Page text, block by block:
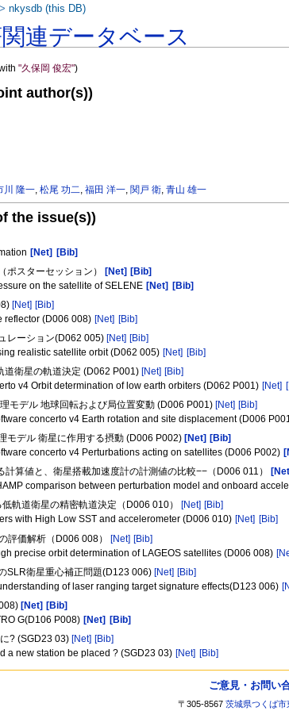
連データベース
"久保岡 俊宏")
author(s))
川 隆一,松尾 功二,福田 洋一, 関戸 衛,青山 雄一
the issue(s))
[Net]
[Bib]
ポスターセッション）
[Net] [Bib]
on the satellite of SELENE [Net]
[Bib]
[Net] [Bib]
reflector (D006 008) [Net] [Bib]
レーション(D062 005) [Net] [Bib]
realistic satellite orbit (D062 005) [Net] [Bib]
道衛星の軌道決定 (D062 P001) [Net] [Bib]
v4 Orbit determination of low earth orbiters (D062 P001) [Net]
モデル 地球回転および局位置変動 (D006 P001) [Net] [Bib]
concerto v4 Earth rotation and site displacement (D006
モデル 衛星に作用する摂動 (D006 P002) [Net] [Bib]
concerto v4 Perturbations acting on satellites (D006 P002)
算値と、衛星搭載加速度計の計測値の比較−−（D006 011）
comparison between perturbation model and onboard
軌道衛星の精密軌道決定（D006 010） [Net] [Bib]
with High Low SST and accelerometer (D006 010) [Net] [Bib]
評価解析（D006 008）[Net] [Bib]
precise orbit determination of LAGEOS satellites (D006 008)
SLR衛星重心補正問題(D123 006)[Net] [Bib]
of laser ranging target signature effects(D123 006)
[Net] [Bib]
G(D106 P008) [Net] [Bib]
? (SGD23 03)[Net] [Bib]
a new station be placed ? (SGD23 03) [Net] [Bib]
>nkysdb (this DB)
ご意見・お問い
〒305-8567茨城県つくば市